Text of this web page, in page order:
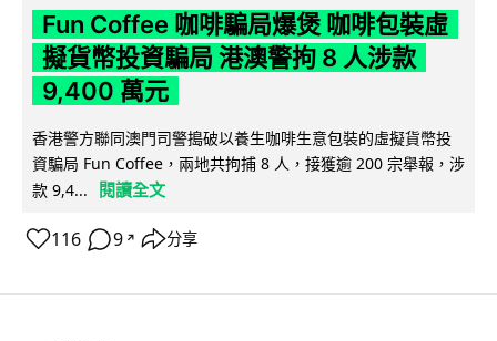
Fun Coffee 咖啡騙局爆煲 咖啡包裝虛
擬貨幣投資騙局 港澳警拘 8 人涉款
9,400 萬元
香港警方聯同澳門司警搗破以養生咖啡生意包裝的虛擬貨幣投
資騙局 Fun Coffee，兩地共拘捕 8 人，接獲逾 200 宗舉報，涉
款 9,4...
閱讀全文
116 9 ↗ 分享